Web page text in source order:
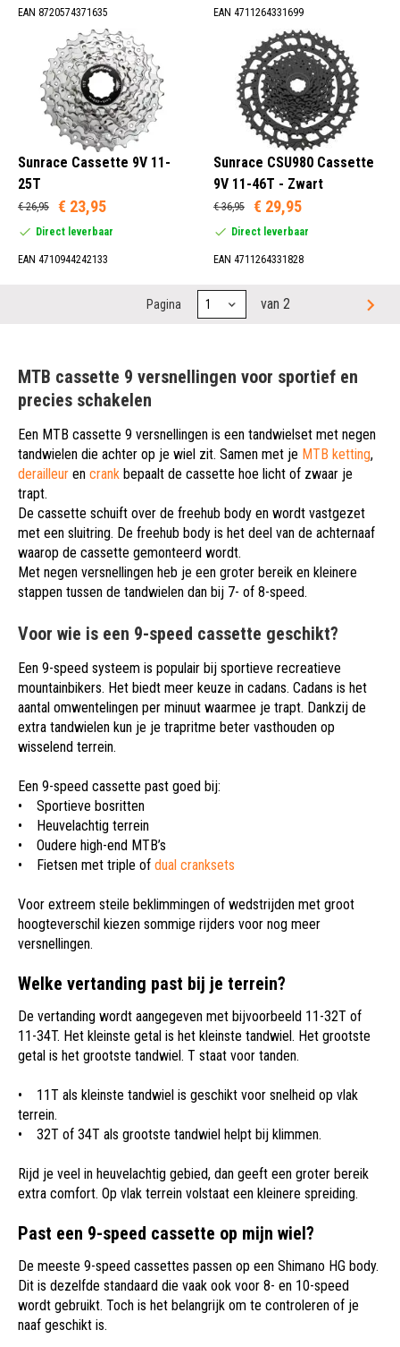
EAN 8720574371635 EAN 4711264331699
Sunrace Cassette 9V 11-
25T
€ 26,95 € 23,95
Direct leverbaar
EAN 4710944242133
Sunrace CSU980 Cassette
9V 11-46T - Zwart
€ 36,95 € 29,95
Direct leverbaar
EAN 4711264331828
Pagina van 2
MTB cassette 9 versnellingen voor sportief en
precies schakelen
Een MTB cassette 9 versnellingen is een tandwielset met negen
tandwielen die achter op je wiel zit. Samen met je MTB ketting,
derailleur en crank bepaalt de cassette hoe licht of zwaar je
trapt.
De cassette schuift over de freehub body en wordt vastgezet
met een sluitring. De freehub body is het deel van de achternaaf
waarop de cassette gemonteerd wordt.
Met negen versnellingen heb je een groter bereik en kleinere
stappen tussen de tandwielen dan bij 7- of 8-speed.
Voor wie is een 9-speed cassette geschikt?
Een 9-speed systeem is populair bij sportieve recreatieve
mountainbikers. Het biedt meer keuze in cadans. Cadans is het
aantal omwentelingen per minuut waarmee je trapt. Dankzij de
extra tandwielen kun je je trapritme beter vasthouden op
wisselend terrein.
Een 9-speed cassette past goed bij:
• Sportieve bosritten
• Heuvelachtig terrein
• Oudere high-end MTB’s
• Fietsen met triple of dual cranksets
Voor extreem steile beklimmingen of wedstrijden met groot
hoogteverschil kiezen sommige rijders voor nog meer
versnellingen.
Welke vertanding past bij je terrein?
De vertanding wordt aangegeven met bijvoorbeeld 11-32T of
11-34T. Het kleinste getal is het kleinste tandwiel. Het grootste
getal is het grootste tandwiel. T staat voor tanden.
• 11T als kleinste tandwiel is geschikt voor snelheid op vlak
terrein.
• 32T of 34T als grootste tandwiel helpt bij klimmen.
Rijd je veel in heuvelachtig gebied, dan geeft een groter bereik
extra comfort. Op vlak terrein volstaat een kleinere spreiding.
Past een 9-speed cassette op mijn wiel?
De meeste 9-speed cassettes passen op een Shimano HG body.
Dit is dezelfde standaard die vaak ook voor 8- en 10-speed
wordt gebruikt. Toch is het belangrijk om te controleren of je
naaf geschikt is.